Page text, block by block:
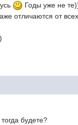
Годы уже не
отличаются от
будете?